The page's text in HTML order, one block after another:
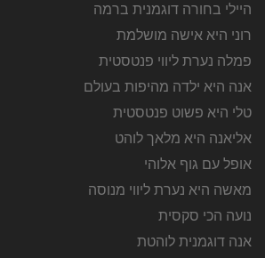
היילי בחורה דוגמנית ברמה
רוני היא אישה מושלמת
פמלה נערת ליווי פנטסטית
אנה היא ילדה מהיפות בעולם
טלי היא פשוט פנטסטית
אליאנה היא מלאך לוהט
אופל עם גוף אלוהי
מאשה היא נערת ליווי מנוסה
נועה הכי סקסית
אנה דוגמנית לוהטת